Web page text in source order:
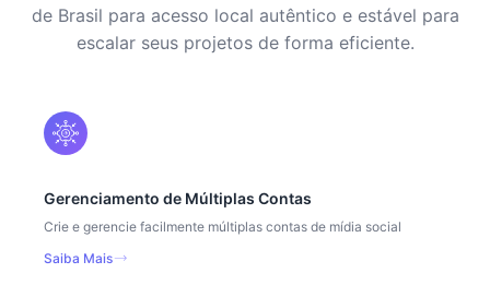
de Brasil para acesso local autêntico e estável para
escalar seus projetos de forma eficiente.
Gerenciamento de Múltiplas Contas
Crie e gerencie facilmente múltiplas contas de mídia social
Saiba Mais